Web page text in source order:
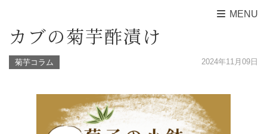
MENU
カブの菊芋酢漬け
菊芋コラム 2024年11月09日